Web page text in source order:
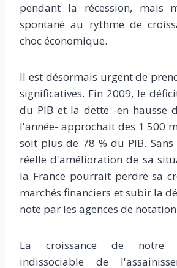
pendant la récession, mais
spontané au rythme de
choc économique.
Il est désormais urgent de
significatives. Fin 2009, le
du PIB et la dette -en hausse
l'année- approchait des 1 500
soit plus de 78 % du PIB. Sans
réelle d'amélioration de sa
la France pourrait perdre sa
marchés financiers et subir la
note par les agences de
La croissance de notre
indissociable de